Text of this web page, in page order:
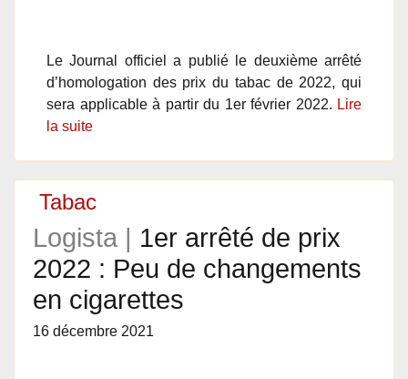
Le Journal officiel a publié le deuxième arrêté
d’homologation des prix du tabac de 2022, qui
sera applicable à partir du 1er février 2022. Lire
la suite
Tabac
Logista | 1er arrêté de prix
2022 : Peu de changements
en cigarettes
16 décembre 2021